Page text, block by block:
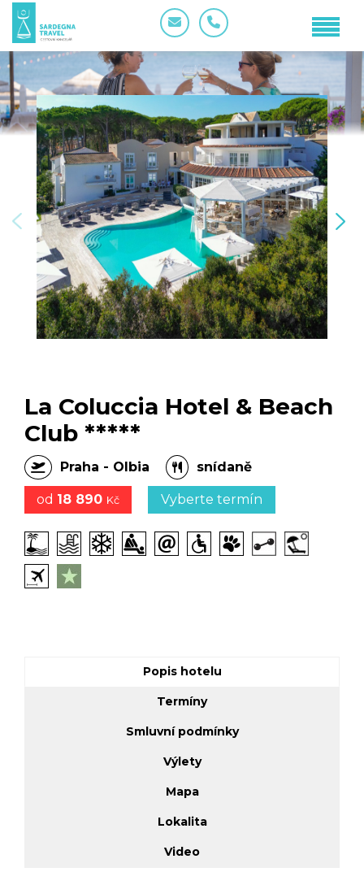
La Coluccia Hotel & Beach
Club *****
Praha - Olbia snídaně
od 18 890 Kč Vyberte termín
Popis hotelu
Termíny
Smluvní podmínky
Výlety
Mapa
Lokalita
Video